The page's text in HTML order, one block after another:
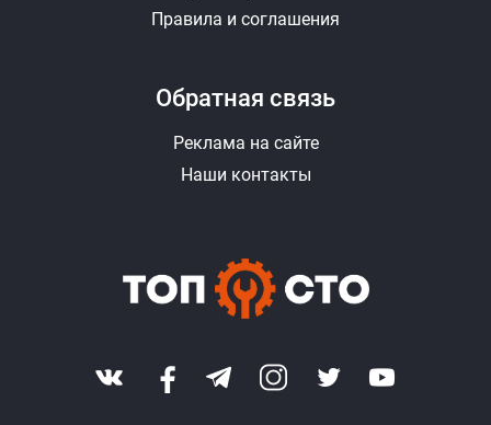
Правила и соглашения
Обратная связь
Реклама на сайте
Наши контакты